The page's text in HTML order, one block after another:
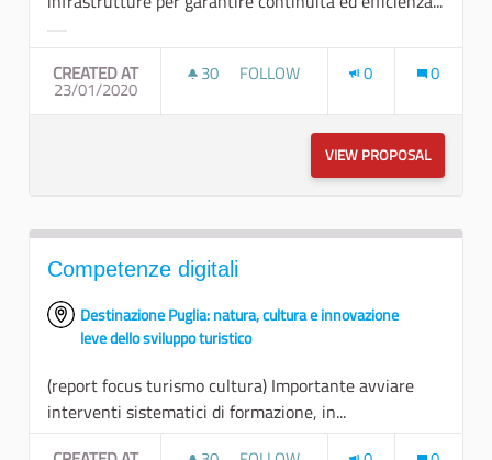
CREATED AT
23/01/2020
30 30 FOLLOWERS
FOLLOW 0 0
VIEW PROPOSALTUTELA
Competenze digitali
Destinazione Puglia: natura, cultura e innovazione
leve dello sviluppo turistico
(report focus turismo cultura) Importante avviare
interventi sistematici di formazione, in...